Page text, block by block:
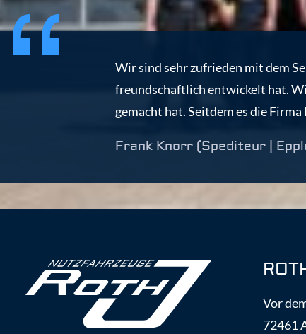
Wir sind sehr zufrieden mit dem
freundschaftlich entwickelt hat.
gemacht hat. Seitdem es die
Frank Knorr (Spediteur |
Vor
72461